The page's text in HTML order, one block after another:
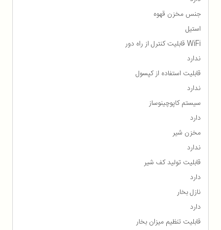
جنس مخزن قهوه
استیل
WiFi قابلیت کنترل از راه دور
ندارد
قابلیت استفاده از کپسول
ندارد
سیستم کاپوچینوساز
دارد
مخزن شیر
ندارد
قابلیت تولید کف شیر
دارد
نازل بخار
دارد
قابلیت تنظیم میزان بخار